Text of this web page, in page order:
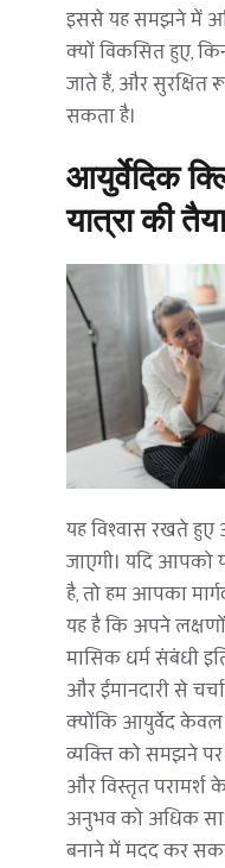
इससे यह समझने में
क्यों विकसित हुए,
जाते हैं, और सुरक्षित
सकता है।
आयुर्वेदिक
यात्रा की
यह विश्वास रखते
जाएगी। यदि आपको
है, तो हम आपका
यह है कि अपने
मासिक धर्म संबंधी
और ईमानदारी से
क्योंकि आयुर्वेद केवल
व्यक्ति को समझने पर
और विस्तृत परामर्श
अनुभव को अधिक
बनाने में मदद कर